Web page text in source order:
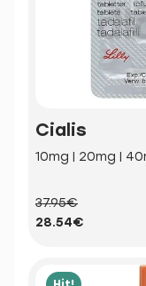
Cialis
10mg | 20mg |
37.95€
28.54€